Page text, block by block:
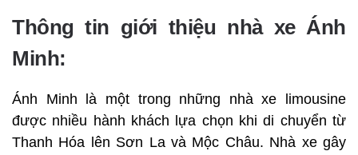
Thông tin giới thiệu nhà xe Ánh
Minh:
Ánh Minh là một trong những nhà xe limousine
được nhiều hành khách lựa chọn khi di chuyển từ
Thanh Hóa lên Sơn La và Mộc Châu. Nhà xe gây